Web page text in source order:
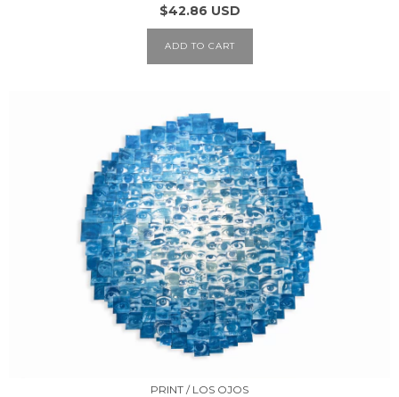
$42.86 USD
ADD TO CART
PRINT / LOS OJOS